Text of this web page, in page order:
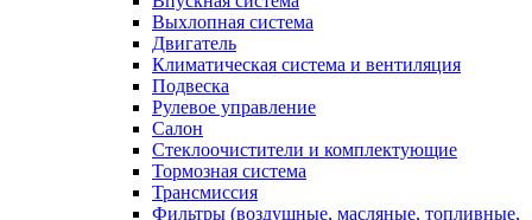
Выхлопная система
Двигатель
Климатическая система и вентиляция
Подвеска
Рулевое управление
Салон
Стеклоочистители и комплектующие
Тормозная система
Трансмиссия
Фильтры (воздушные, масляные, топливные,